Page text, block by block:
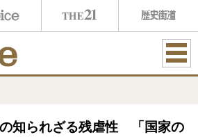
ME
知られざる残虐性 「国家の